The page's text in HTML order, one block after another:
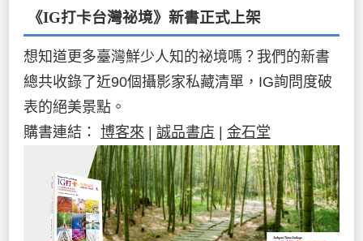
《IG打卡台灣祕境》新書正式上架
想知道更多臺灣鮮少人知的祕境嗎？我們的新書
總共收錄了近90個攝影家私藏清單，IG詢問度破
表的絕美景點。
購書連結： 博客來 誠品書店 金石堂